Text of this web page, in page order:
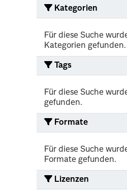
Kategorien
Für diese Suche
Kategorien gefunden.
Tags
Für diese Suche
gefunden.
Formate
Für diese Suche
Formate gefunden.
Lizenzen